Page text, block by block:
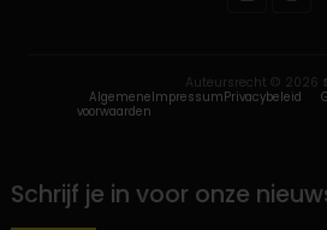
Auteursrecht © 2026
Algemene
voorwaarden
ImpressumPrivacybeleid
Schrijf je in voor onze